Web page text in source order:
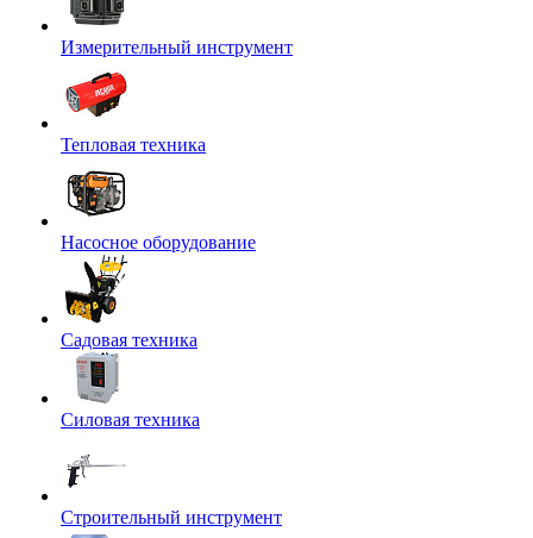
Измерительный инструмент
Тепловая техника
Насосное оборудование
Садовая техника
Силовая техника
Строительный инструмент